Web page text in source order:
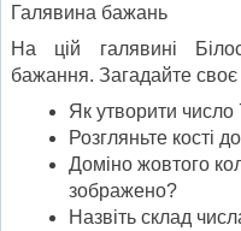
Галявина бажань
На цій галявині
бажання. Загадайте своє
Як утворити число
Розгляньте кості
Доміно жовтого
зображено?
Назвіть склад